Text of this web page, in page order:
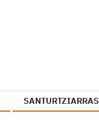
SANTURTZIARRAS